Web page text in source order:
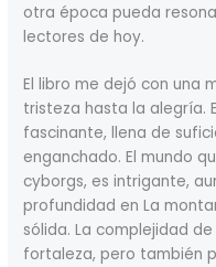
otra época pueda
lectores de hoy.
El libro me dejó con una
tristeza hasta la alegría.
fascinante, llena de
enganchado. El mundo
cyborgs, es intrigante,
profundidad en La
sólida. La complejidad
fortaleza, pero también